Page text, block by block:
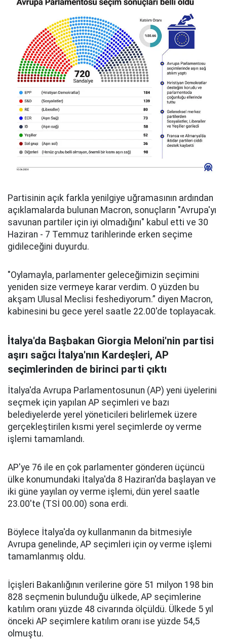
Partisinin açık farkla yenilgiye uğramasının ardından
açıklamalarda bulunan Macron, sonuçların "Avrupa'yı
savunan partiler için iyi olmadığını" kabul etti ve 30
Haziran - 7 Temmuz tarihlerinde erken seçime
gidileceğini duyurdu.
"Oylamayla, parlamenter geleceğimizin seçimini
yeniden size vermeye karar verdim. O yüzden bu
akşam Ulusal Meclisi feshediyorum.” diyen Macron,
kabinesini bu gece yerel saatle 22.00'de toplayacak.
İtalya'da Başbakan Giorgia Meloni'nin partisi
aşırı sağcı İtalya'nın Kardeşleri, AP
seçimlerinden de birinci parti çıktı
İtalya'da Avrupa Parlamentosunun (AP) yeni üyelerini
seçmek için yapılan AP seçimleri ve bazı
belediyelerde yerel yöneticileri belirlemek üzere
gerçekleştirilen kısmi yerel seçimlerde oy verme
işlemi tamamlandı.
AP'ye 76 ile en çok parlamenter gönderen üçüncü
ülke konumundaki İtalya'da 8 Haziran'da başlayan ve
iki güne yayılan oy verme işlemi, dün yerel saatle
23.00'te (TSİ 00.00) sona erdi.
Böylece İtalya'da oy kullanmanın da bitmesiyle
Avrupa genelinde, AP seçimleri için oy verme işlemi
tamamlanmış oldu.
İçişleri Bakanlığının verilerine göre 51 milyon 198 bin
828 seçmenin bulunduğu ülkede, AP seçimlerine
katılım oranı yüzde 48 civarında ölçüldü. Ülkede 5 yıl
önceki AP seçimlere katılım oranı ise yüzde 54,5
olmuştu.